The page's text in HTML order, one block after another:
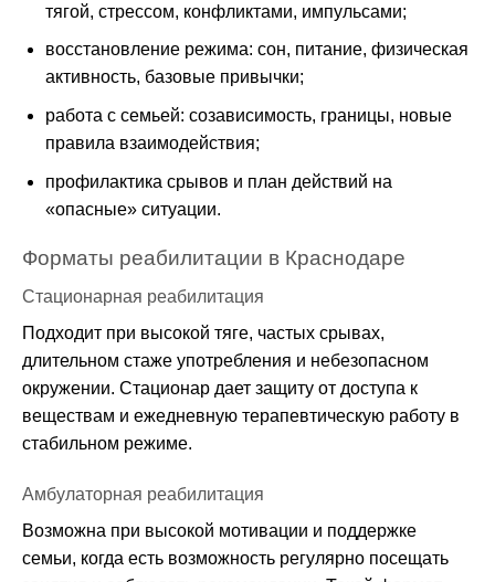
тягой, стрессом, конфликтами, импульсами;
восстановление режима: сон, питание, физическая
активность, базовые привычки;
работа с семьей: созависимость, границы, новые
правила взаимодействия;
профилактика срывов и план действий на
«опасные» ситуации.
Форматы реабилитации в Краснодаре
Стационарная реабилитация
Подходит при высокой тяге, частых срывах,
длительном стаже употребления и небезопасном
окружении. Стационар дает защиту от доступа к
веществам и ежедневную терапевтическую работу в
стабильном режиме.
Амбулаторная реабилитация
Возможна при высокой мотивации и поддержке
семьи, когда есть возможность регулярно посещать